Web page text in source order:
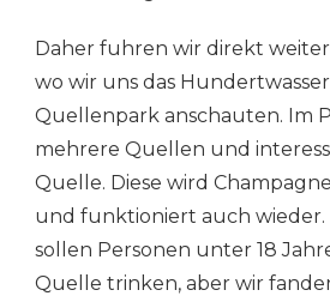
Daher fuhren wir direkt
wo wir uns das
Quellenpark anschauten. Im
mehrere Quellen und
Quelle. Diese wird
und funktioniert auch wieder.
sollen Personen unter 18
Quelle trinken, aber wir